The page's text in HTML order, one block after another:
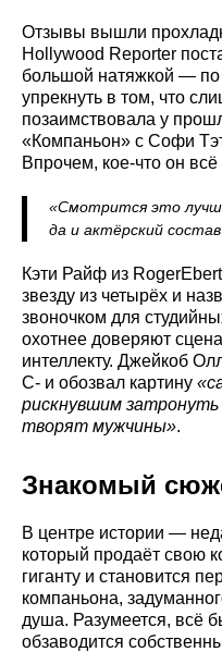
Отзывы вышли
Hollywood Reporter
большой натяжкой —
упрекнуть в том, что
позаимствовала у
«Компаньон» с Софи
Впрочем, кое-что он
«Смотрится это
да и актёрский
Кэти Райф из
звезду из четырёх и
звоночком для
охотнее доверяют
интеллекту. Джейкоб
C- и обозвал картину
рискнувшим
творят мужчины».
Знакомый
В центре истории —
который продаёт свою
гиганту и становится
компаньона,
душа. Разумеется, всё
обзаводится